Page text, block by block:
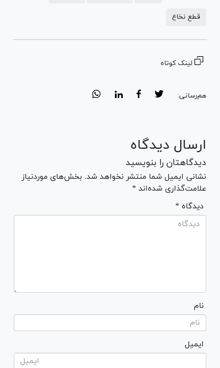
قطع نخاع
لینک کوتاه
هم‌رسانی:
ارسال دیدگاه
دیدگاهتان را بنویسید
نشانی ایمیل شما منتشر نخواهد شد. بخش‌های موردنیاز
علامت‌گذاری شده‌اند *
* دیدگاه
نام
ایمیل